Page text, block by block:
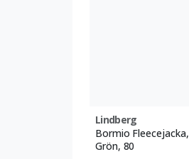
Lindberg
Bormio Fleecejacka,
Grön, 80